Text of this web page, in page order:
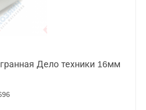
Дело техники 16мм